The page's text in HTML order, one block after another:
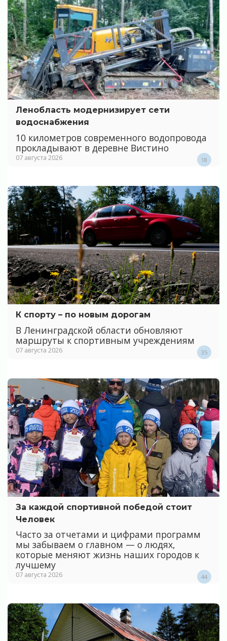
Ленобласть модернизирует сети
водоснабжения
10 километров современного водопровода
прокладывают в деревне Вистино
07 августа 2026 18
К спорту – по новым дорогам
В Ленинградской области обновляют
маршруты к спортивным учреждениям
07 августа 2026 35
За каждой спортивной победой стоит
Человек
Часто за отчетами и цифрами программ
мы забываем о главном — о людях,
которые меняют жизнь наших городов к
лучшему
07 августа 2026 44